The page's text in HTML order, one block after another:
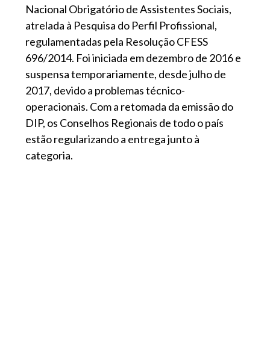
Nacional Obrigatório de Assistentes Sociais,
atrelada à Pesquisa do Perfil Profissional,
regulamentadas pela Resolução CFESS
696/2014. Foi iniciada em dezembro de 2016 e
suspensa temporariamente, desde julho de
2017, devido a problemas técnico-
operacionais. Com a retomada da emissão do
DIP, os Conselhos Regionais de todo o país
estão regularizando a entrega junto à
categoria.